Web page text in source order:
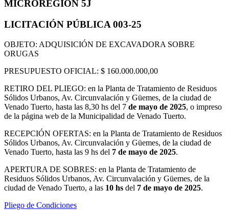
MICROREGIÓN 5J
LICITACIÓN PÚBLICA 003-25
OBJETO: ADQUISICIÓN DE EXCAVADORA SOBRE
ORUGAS
PRESUPUESTO OFICIAL: $ 160.000.000,00
RETIRO DEL PLIEGO: en la Planta de Tratamiento de Residuos
Sólidos Urbanos, Av. Circunvalación y Güemes, de la ciudad de
Venado Tuerto, hasta las 8,30 hs del 7 de mayo de 2025, o impreso
de la página web de la Municipalidad de Venado Tuerto.
RECEPCIÓN OFERTAS: en la Planta de Tratamiento de Residuos
Sólidos Urbanos, Av. Circunvalación y Güemes, de la ciudad de
Venado Tuerto, hasta las 9 hs del 7 de mayo de 2025.
APERTURA DE SOBRES: en la Planta de Tratamiento de
Residuos Sólidos Urbanos, Av. Circunvalación y Güemes, de la
ciudad de Venado Tuerto, a las 10 hs del 7 de mayo de 2025.
Pliego de Condiciones